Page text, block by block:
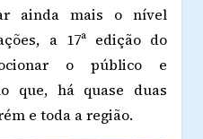
ainda mais o nível
a 17ª edição do
o público e
que, há quase duas
e toda a região.